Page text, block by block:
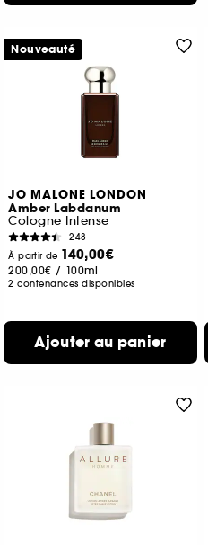
JO MALONE LONDON
Amber Labdanum
Cologne Intense
248
À partir de 140,00€
200,00€ / 100ml
2 contenances disponibles
Ajouter au panier
Nouveauté